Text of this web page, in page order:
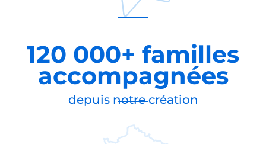
120 000+ familles
accompagnées
depuis notre création